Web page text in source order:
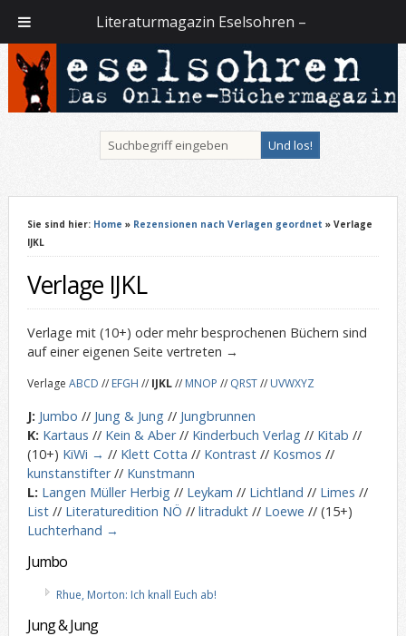
Sie sind hier: Home » Rezensionen nach Verlagen geordnet » Verlage
IJKL
Verlage IJKL
Verlage mit (10+) oder mehr besprochenen Büchern sind
auf einer eigenen Seite vertreten →
Verlage ABCD // EFGH // IJKL// MNOP // QRST// UVWXYZ
J: Jumbo // Jung & Jung // Jungbrunnen
K: Kartaus // Kein & Aber// Kinderbuch Verlag // Kitab //
(10+) KiWi → // Klett Cotta // Kontrast// Kosmos //
kunstanstifter// Kunstmann
L: Langen Müller Herbig // Leykam // Lichtland // Limes //
List// Literaturedition NÖ // litradukt// Loewe // (15+)
Luchterhand →
Jumbo
Rhue, Morton: Ich knall Euch ab!
Jung & Jung
Literaturmagazin Eselsohren –